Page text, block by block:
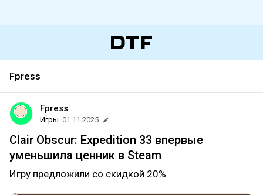
Fpress
Fpress
Игры 01.11.2025
Clair Obscur: Expedition 33 впервые
уменьшила ценник в Steam
Игру предложили со скидкой 20%